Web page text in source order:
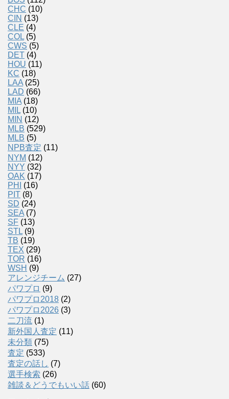
CHC (10)
CIN (13)
CLE (4)
COL (5)
CWS (5)
DET (4)
HOU (11)
KC (18)
LAA (25)
LAD (66)
MIA (18)
MIL (10)
MIN (12)
MLB (529)
MLB (5)
NPB査定 (11)
NYM (12)
NYY (32)
OAK (17)
PHI
(16)
PIT (8)
SD (24)
SEA (7)
SF (13)
STL (9)
TB (19)
TEX (29)
TOR (16)
WSH (9)
アレンジチーム (27)
パワプロ (9)
パワプロ2018 (2)
パワプロ2026 (3)
二刀流 (1)
新外国人査定 (11)
未分類 (75)
査定 (533)
査定の話し (7)
選手検索 (26)
雑談＆どうでもいい話 (60)